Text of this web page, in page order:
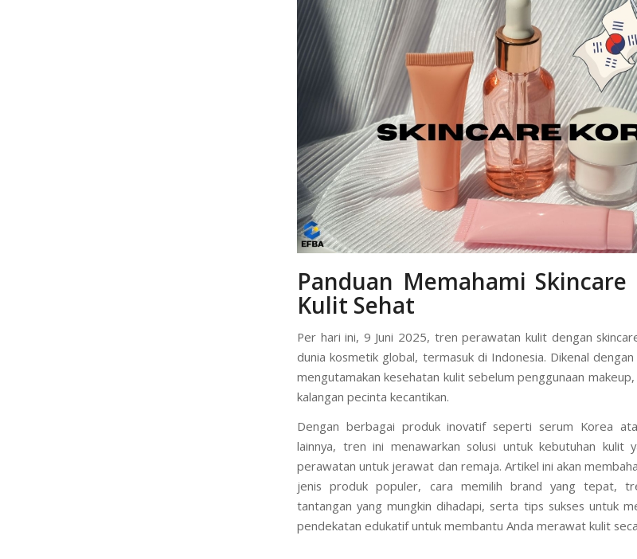
Juni 9, 2025 / 0 Comments / inArtikel / by
Panduan Memahami
Kulit Sehat
Per hari ini, 9 Juni 2025, tren perawatan kulit dengan
mengutamakan kesehatan kulit sebelum penggunaan
kalangan pecinta kecantikan.
Dengan berbagai produk inovatif seperti serum Korea
lainnya, tren ini menawarkan solusi untuk kebutuhan kulit
perawatan untuk jerawat dan remaja. Artikel ini akan